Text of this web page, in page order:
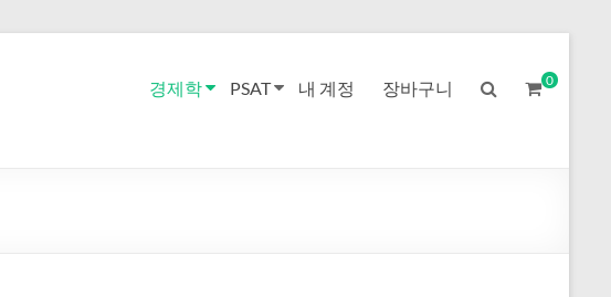
0
경제학 PSAT 내 계정 장바구니